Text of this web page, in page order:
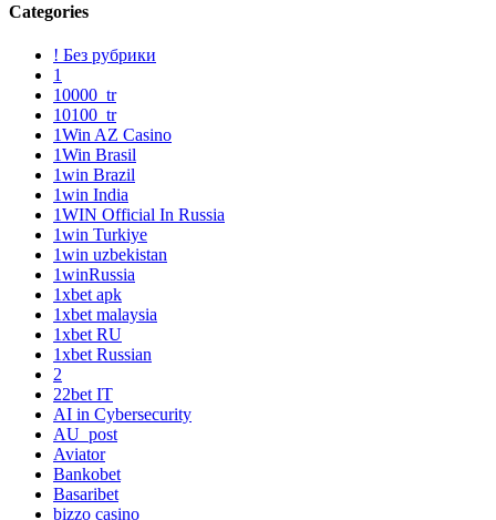
Categories
! Без рубрики
1
10000_tr
10100_tr
1Win AZ Casino
1Win Brasil
1win Brazil
1win India
1WIN Official In Russia
1win Turkiye
1win uzbekistan
1winRussia
1xbet apk
1xbet malaysia
1xbet RU
1xbet Russian
2
22bet IT
AI in Cybersecurity
AU_post
Aviator
Bankobet
Basaribet
bizzo casino